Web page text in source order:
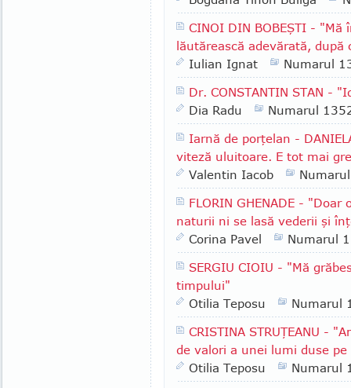
CINOI DIN BOBEŞTI -
lăutărească adevărată,
Iulian Ignat
Numarul
Dr. CONSTANTIN STAN -
Dia Radu
Numarul
Iarnă de porţelan -
viteză uluitoare. E tot mai
Valentin Iacob
FLORIN GHENADE -
naturii ni se lasă vederii şi
Corina Pavel
Numarul
SERGIU CIOIU - "Mă
timpului"
Otilia Teposu
Numarul
CRISTINA STRUŢEANU -
de valori a unei lumi duse pe
Otilia Teposu
Numarul